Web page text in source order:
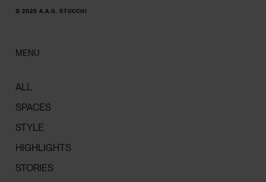
© 2025 A.A.G. STUCCHI
MENU
ALL
SPACES
STYLE
HIGHLIGHTS
STORIES